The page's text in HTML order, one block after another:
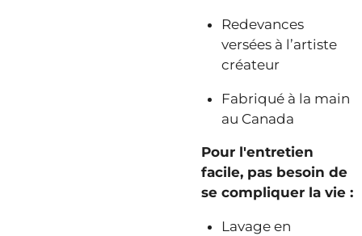
Redevances
versées à l’artiste
créateur
Fabriqué à la main
au Canada
Pour l'entretien
facile, pas besoin de
se compliquer la vie :
Lavage en